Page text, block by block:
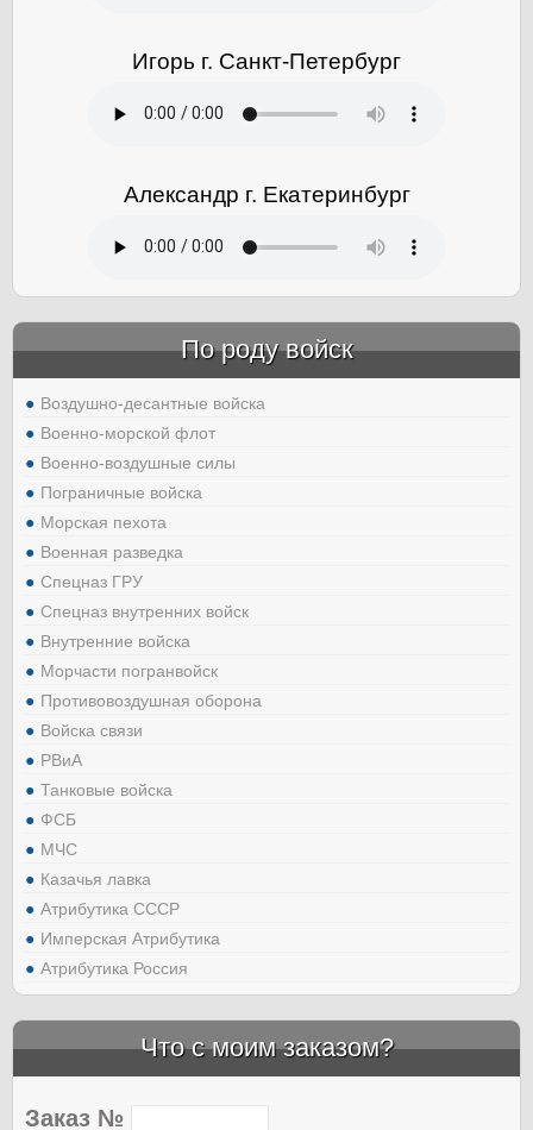
Игорь г. Санкт-Петербург
Александр г. Екатеринбург
По роду войск
Воздушно-десантные войска
Военно-морской флот
Военно-воздушные силы
Пограничные войска
Морская пехота
Военная разведка
Спецназ ГРУ
Спецназ внутренних войск
Внутренние войска
Морчасти погранвойск
Противовоздушная оборона
Войска связи
РВиА
Танковые войска
ФСБ
МЧС
Казачья лавка
Атрибутика СССР
Имперская Атрибутика
Атрибутика Россия
Что с моим заказом?
Заказ №